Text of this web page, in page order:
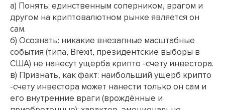
а) Понять: единственным соперником, врагом и
другом на криптовалютном рынке является он
сам.
б) Осознать: никакие внезапные масштабные
события (типа, Brexit, президентские выборы в
США) не нанесут ущерба крипто -счету инвестора.
в) Признать, как факт: наибольший ущерб крипто
-счету инвестора может нанести только он сам и
его внутренние враги (врождённые и